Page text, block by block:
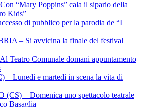
“Mary Poppins” cala il sipario della
Kids”
di pubblico per la parodia de “I
– Si avvicina la finale del festival
Teatro Comunale domani appuntamento
– Lunedì e martedì in scena la vita di
– Domenica uno spettacolo teatrale
Basaglia